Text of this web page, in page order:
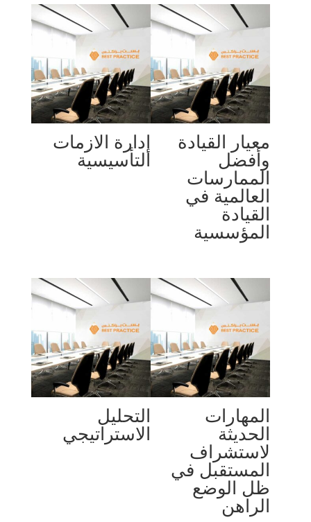
معيار القيادة
وأفضل
الممارسات
العالمية في
القيادة
المؤسسية
إدارة الازمات
التأسيسية
المهارات
الحديثة
لاستشراف
المستقبل في
ظل الوضع
الراهن
التحليل
الاستراتيجي